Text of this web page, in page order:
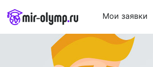
Мои заявки